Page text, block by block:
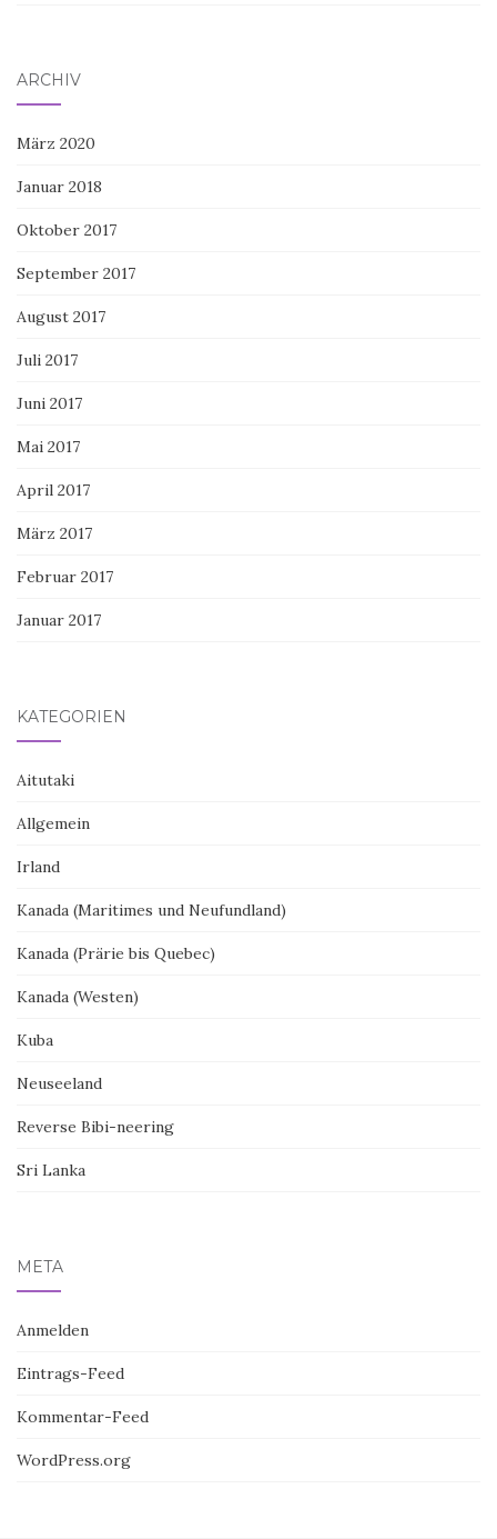
ARCHIV
März 2020
Januar 2018
Oktober 2017
September 2017
August 2017
Juli 2017
Juni 2017
Mai 2017
April 2017
März 2017
Februar 2017
Januar 2017
KATEGORIEN
Aitutaki
Allgemein
Irland
Kanada (Maritimes und Neufundland)
Kanada (Prärie bis Quebec)
Kanada (Westen)
Kuba
Neuseeland
Reverse Bibi-neering
Sri Lanka
META
Anmelden
Eintrags-Feed
Kommentar-Feed
WordPress.org